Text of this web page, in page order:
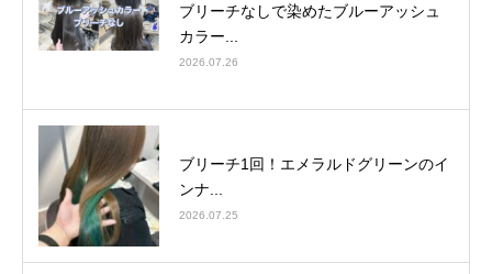
ブリーチなしで染めたブルーアッシュ
カラー...
2026.07.26
ブリーチ1回！エメラルドグリーンのイ
ンナ...
2026.07.25